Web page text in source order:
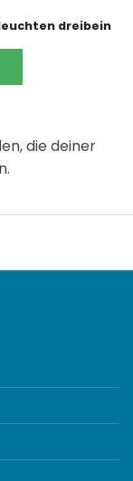
dreibein
die deiner